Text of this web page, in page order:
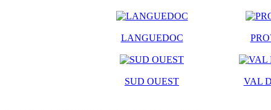
LANGUEDOC
SUD OUEST VAL